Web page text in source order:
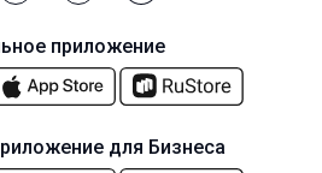
приложение
для Бизнеса